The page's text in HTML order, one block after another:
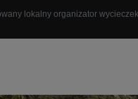
lokalny organizator